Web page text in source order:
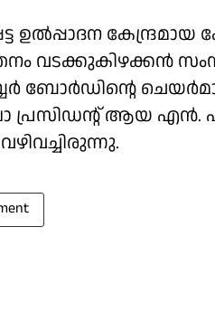
ഉൽപ്പാദന
വടക്കുകിഴക്കൻ
ബോർഡിൻ്റെ
പ്രസിഡൻ്റ് ആയ എൻ.